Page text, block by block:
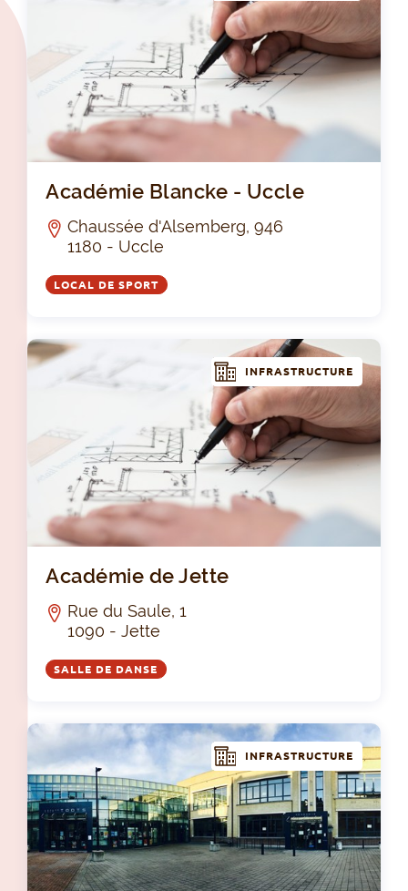
Académie Blancke - Uccle
Chaussée d'Alsemberg, 946
1180 - Uccle
LOCAL DE SPORT
INFRASTRUCTURE
Académie de Jette
Rue du Saule, 1
1090 - Jette
SALLE DE DANSE
INFRASTRUCTURE